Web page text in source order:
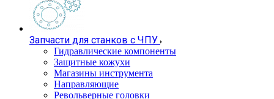
Запчасти для станков с ЧПУ
Гидравлические компоненты
Защитные кожухи
Магазины инструмента
Направляющие
Револьверные головки